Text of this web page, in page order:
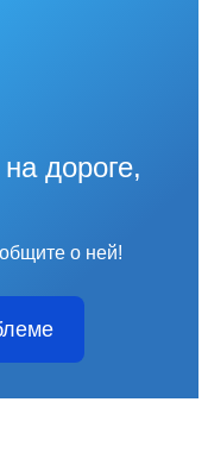
дороге,
о ней!